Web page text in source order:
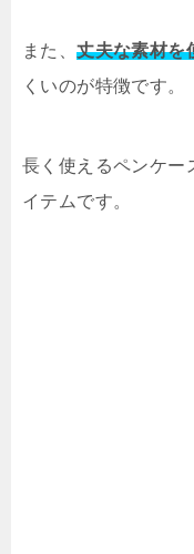
また、丈夫な素材を
くいのが特徴です。
長く使えるペンケー
イテムです。